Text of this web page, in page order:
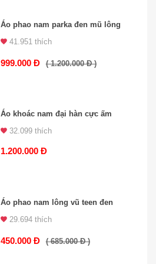
Áo phao nam parka đen mũ lông
41.951 thích
999.000 Đ ( 1.200.000 Đ )
Áo khoác nam đại hàn cực ấm
32.099 thích
1.200.000 Đ
Áo phao nam lông vũ teen đen
29.694 thích
450.000 Đ ( 685.000 Đ )